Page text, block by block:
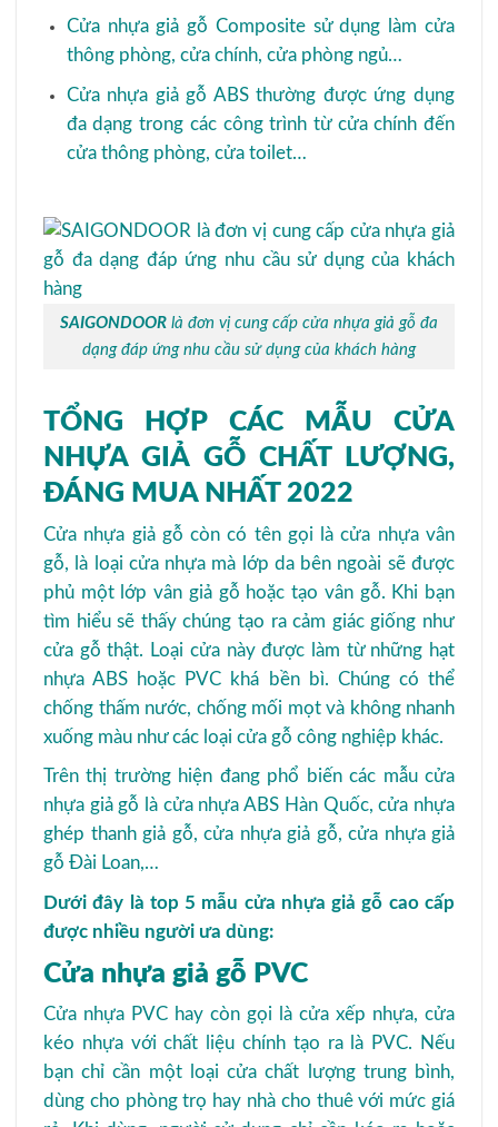
Cửa nhựa giả gỗ Composite sử dụng làm cửa
thông phòng, cửa chính, cửa phòng ngủ…
Cửa nhựa giả gỗ ABS thường được ứng dụng
đa dạng trong các công trình từ cửa chính đến
cửa thông phòng, cửa toilet…
SAIGONDOOR là đơn vị cung cấp cửa nhựa giả gỗ đa
dạng đáp ứng nhu cầu sử dụng của khách hàng
TỔNG HỢP CÁC MẪU CỬA
NHỰA GIẢ GỖ CHẤT LƯỢNG,
ĐÁNG MUA NHẤT 2022
Cửa nhựa giả gỗ còn có tên gọi là cửa nhựa vân
gỗ, là loại cửa nhựa mà lớp da bên ngoài sẽ được
phủ một lớp vân giả gỗ hoặc tạo vân gỗ. Khi bạn
tìm hiểu sẽ thấy chúng tạo ra cảm giác giống như
cửa gỗ thật. Loại cửa này được làm từ những hạt
nhựa ABS hoặc PVC khá bền bì. Chúng có thể
chống thấm nước, chống mối mọt và không nhanh
xuống màu như các loại cửa gỗ công nghiệp khác.
Trên thị trường hiện đang phổ biến các mẫu cửa
nhựa giả gỗ là cửa nhựa ABS Hàn Quốc, cửa nhựa
ghép thanh giả gỗ, cửa nhựa giả gỗ, cửa nhựa giả
gỗ Đài Loan,…
Dưới đây là top 5 mẫu cửa nhựa giả gỗ cao cấp
được nhiều người ưa dùng:
Cửa nhựa giả gỗ PVC
Cửa nhựa PVC hay còn gọi là cửa xếp nhựa, cửa
kéo nhựa với chất liệu chính tạo ra là PVC. Nếu
bạn chỉ cần một loại cửa chất lượng trung bình,
dùng cho phòng trọ hay nhà cho thuê với mức giá